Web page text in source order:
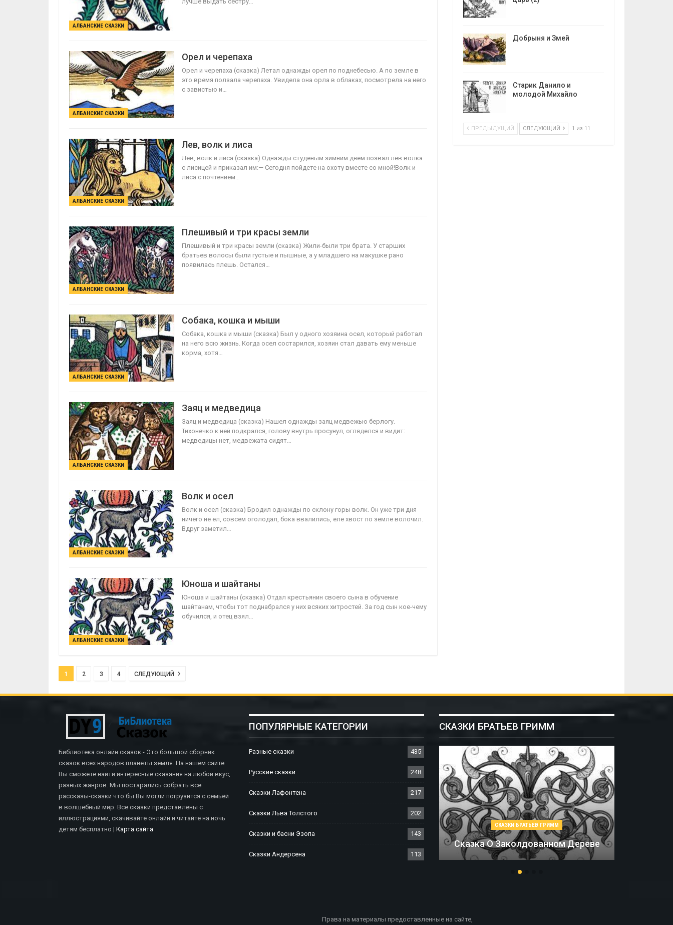
АЛБАНСКИЕ СКАЗКИ
АЛБАНСКИЕ СКАЗКИ
Орел и черепаха
Орел и черепаха (сказка) Летал однажды орел по поднебесью. А по земле в
это время ползала черепаха. Увидела она орла в облаках, посмотрела на него
с завистью и…
АЛБАНСКИЕ СКАЗКИ
Лев, волк и лиса
Лев, волк и лиса (сказка) Однажды студеным зимним днем позвал лев волка
с лисицей и приказал им:— Сегодня пойдете на охоту вместе со мной!Волк и
лиса с почтением…
АЛБАНСКИЕ СКАЗКИ
Плешивый и три красы земли
Плешивый и три красы земли (сказка) Жили-были три брата. У старших
братьев волосы были густые и пышные, а у младшего на макушке рано
появилась плешь. Остался…
АЛБАНСКИЕ СКАЗКИ
Собака, кошка и мыши
Собака, кошка и мыши (сказка) Был у одного хозяина осел, который работал
на него всю жизнь. Когда осел состарился, хозяин стал давать ему меньше
корма, хотя…
АЛБАНСКИЕ СКАЗКИ
Заяц и медведица
Заяц и медведица (сказка) Нашел однажды заяц медвежью берлогу.
Тихонечко к ней подкрался, голову внутрь просунул, огляделся и видит:
медведицы нет, медвежата сидят…
АЛБАНСКИЕ СКАЗКИ
Волк и осел
Волк и осел (сказка) Бродил однажды по склону горы волк. Он уже три дня
ничего не ел, совсем оголодал, бока ввалились, еле хвост по земле волочил.
Вдруг заметил…
АЛБАНСКИЕ СКАЗКИ
Юноша и шайтаны
Юноша и шайтаны (сказка) Отдал крестьянин своего сына в обучение
шайтанам, чтобы тот поднабрался у них всяких хитростей. За год сын кое-чему
обучился, и отец взял…
1 2 3 4 СЛЕДУЮЩИЙ
Добрыня и Змей
Старик Данило и
молодой Михайло
ПРЕДЫДУЩИЙ СЛЕДУЮЩИЙ 1 из 11
Библиотека онлайн сказок - Это большой сборник
сказок всех народов планеты земля. На нашем сайте
Вы сможете найти интересные сказания на любой вкус,
разных жанров. Мы постарались собрать все
рассказы-сказки что бы Вы могли погрузится с семьёй
в волшебный мир. Все сказки представлены с
иллюстрациями, скачивайте онлайн и читайте на ночь
детям бесплатно | Карта сайта
ПОПУЛЯРНЫЕ КАТЕГОРИИ
Разные сказки 435
Русские сказки 248
Сказки Лафонтена 217
Сказки Льва Толстого 202
Сказки и басни Эзопа 143
Сказки Андерсена 113
СКАЗКИ БРАТЬЕВ ГРИММ
СКАЗКИ БРАТЬЕВ ГРИММ
Соломинка, Уголь И Боб
Права на материалы предоставленные на сайте,